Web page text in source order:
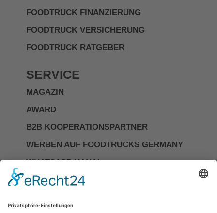
FOODTRUCK FINANZIERUNG
FOODTRUCK VERSICHERUNG
FOODTRUCK RATGEBER
SERVICE
MAGAZIN
AWARD
B2B KOOPERATIONSPARTNER
WERBEN AUF FOODTRUCKS GERMANY
WHATSAPP KANAL
Investor Relations
Impressum